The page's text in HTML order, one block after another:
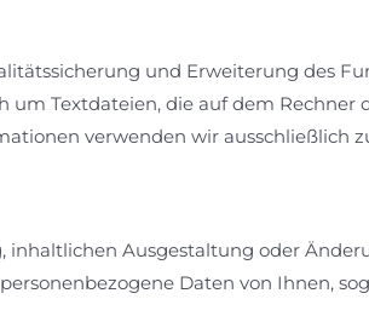
und Erweiterung des
um Textdateien, die auf dem
verwenden wir ausschließlich
inhaltlichen Ausgestaltung oder
Daten von Ihnen,